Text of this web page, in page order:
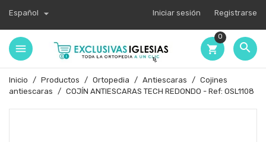
Español  Iniciar sesión Registrarse

shopping_cart
0
Inicio Productos Ortopedia Antiescaras
Cojines
antiescaras
COJÍN ANTIESCARAS TECH REDONDO - Ref: OSL1108